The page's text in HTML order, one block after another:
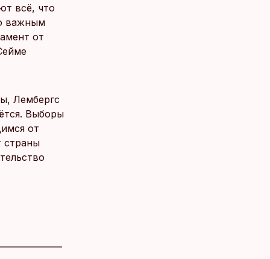
всё, что
важным
от
Лембергс
Выборы
от
страны